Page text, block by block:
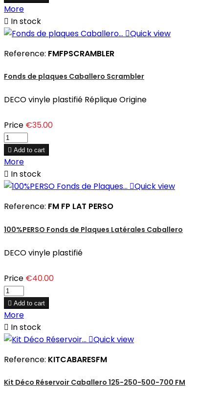
More
 In stock
Quick view
Reference: FMFPSCRAMBLER
Fonds de plaques Caballero Scrambler
DECO vinyle plastifié Réplique Origine
Price €35.00
 Add to cart
More
 In stock
Quick view
Reference: FM FP LAT PERSO
100%PERSO Fonds de Plaques Latérales Caballero
DECO vinyle plastifié
Price €40.00
 Add to cart
More
 In stock
Quick view
Reference: KITCABARESFM
Kit Déco Réservoir Caballero 125-250-500-700 FM